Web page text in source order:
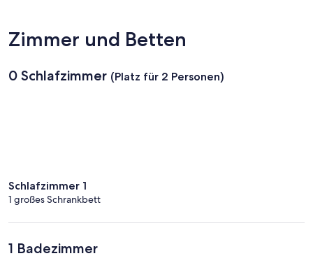
Zimmer und Betten
0 Schlafzimmer (Platz für 2 Personen)
Schlafzimmer 1
1 großes Schrankbett
1 Badezimmer